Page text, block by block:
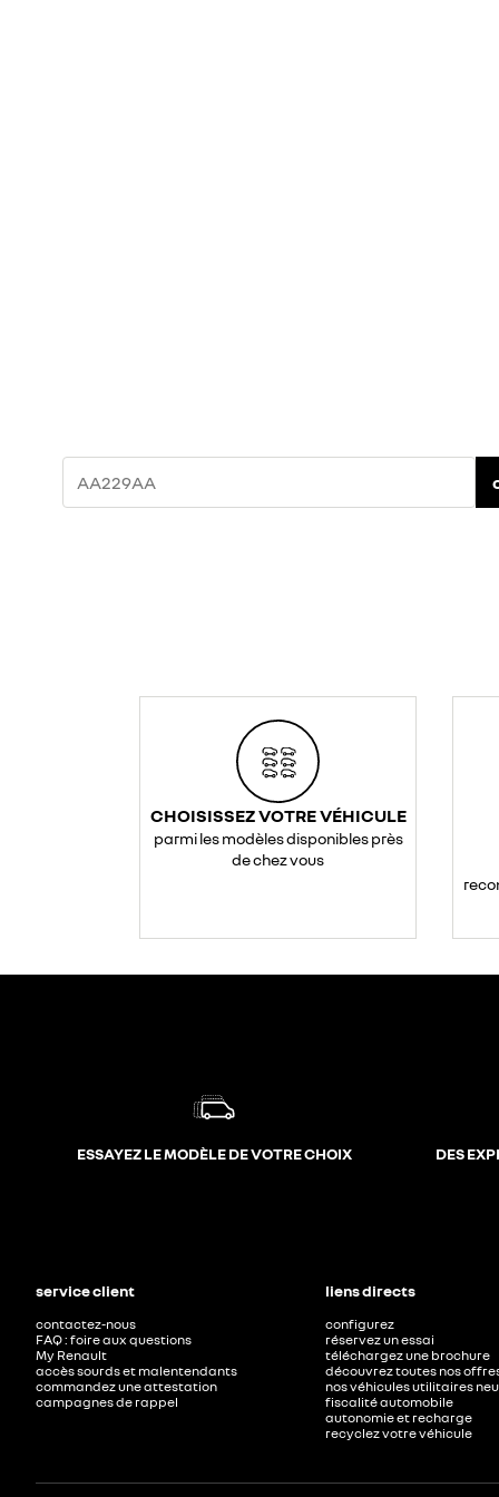
CHOISISSEZ VOTRE VÉHICULE
parmi les modèles disponibles près
de chez vous
ESSAYEZ LE MODÈLE DE VOTRE CHOIX DES
service client
contactez-nous
FAQ : foire aux questions
My Renault
accès sourds et malentendants
commandez une attestation
campagnes de rappel
liens directs
configurez
réservez un essai
téléchargez une brochure
découvrez toutes nos
nos véhicules utilitaires
fiscalité automobile
autonomie et recharge
recyclez votre véhicule